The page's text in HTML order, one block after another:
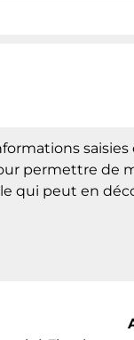
saisies
permettre de
qui peut en